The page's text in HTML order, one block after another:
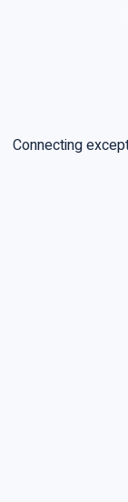
Connecting